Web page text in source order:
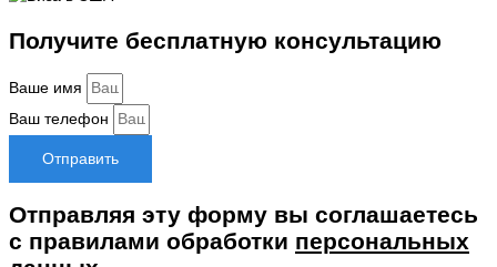
Получите бесплатную консультацию
Ваше имя
Ваш телефон
Отправить
Отправляя эту форму вы соглашаетесь
с правилами обработки персональных